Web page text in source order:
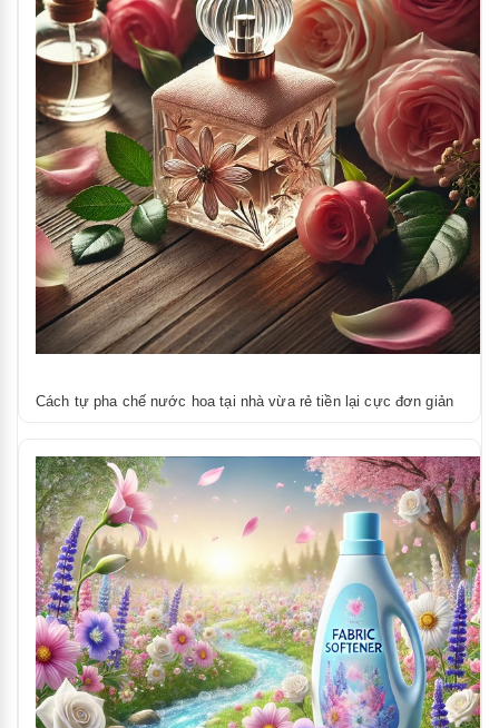
Cách tự pha chế nước hoa tại nhà vừa rẻ tiền lại cực đơn giản